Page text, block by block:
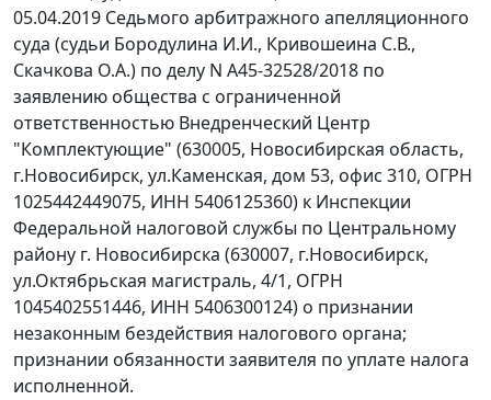
05.04.2019 Седьмого арбитражного апелляционного
суда (судьи Бородулина И.И., Кривошеина С.В.,
Скачкова О.А.) по делу N А45-32528/2018 по
заявлению общества с ограниченной
ответственностью Внедренческий Центр
"Комплектующие" (630005, Новосибирская область,
г.Новосибирск, ул.Каменская, дом 53, офис 310, ОГРН
1025442449075, ИНН 5406125360) к Инспекции
Федеральной налоговой службы по Центральному
району г. Новосибирска (630007, г.Новосибирск,
ул.Октябрьская магистраль, 4/1, ОГРН
1045402551446, ИНН 5406300124) о признании
незаконным бездействия налогового органа;
признании обязанности заявителя по уплате налога
исполненной.